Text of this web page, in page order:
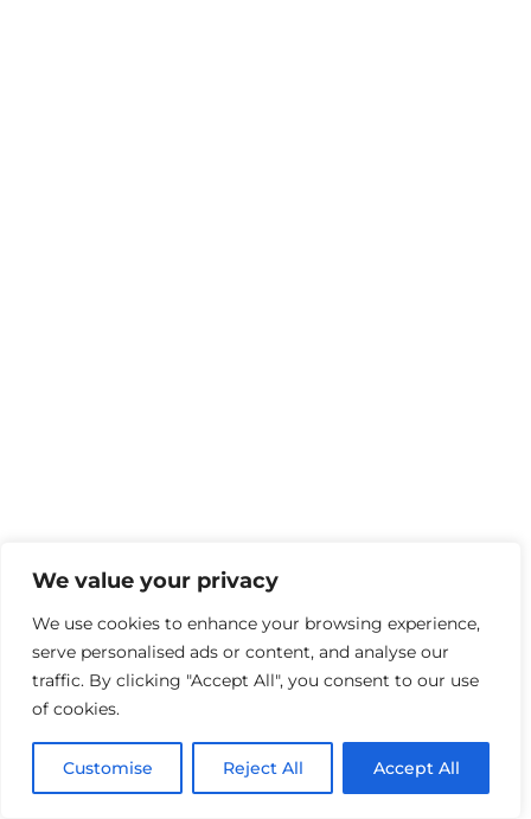
We value your privacy
We use cookies to enhance your browsing experience,
serve personalised ads or content, and analyse our
traffic. By clicking "Accept All", you consent to our use
of cookies.
Customise Reject All Accept All